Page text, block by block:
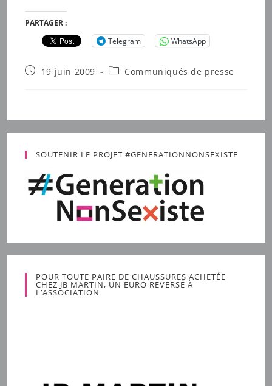
PARTAGER :
Telegram
WhatsApp
Publication
19 juin 2009
PostCommuniqués de presse
SOUTENIR LE PROJET #GENERATIONNONSEXISTE
POUR TOUTE PAIRE DE CHAUSSURES ACHETÉE
CHEZ JB MARTIN, UN EURO REVERSÉ À
L’ASSOCIATION